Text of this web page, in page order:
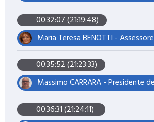
00:32:07 (21:19:48)
Maria Teresa BENOTTI - Assessore
00:35:52 (21:23:33)
00:36:31 (21:24:11)